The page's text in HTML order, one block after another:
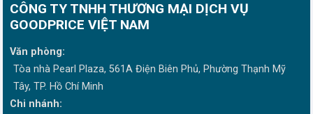
CÔNG TY TNHH THƯƠNG MẠI DỊCH VỤ
GOODPRICE VIỆT NAM
Văn phòng:
Tòa nhà Pearl Plaza, 561A Điện Biên Phủ, Phường Thạnh Mỹ
Tây, TP. Hồ Chí Minh
Chi nhánh: